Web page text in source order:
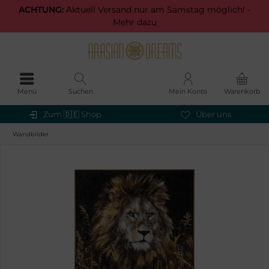
ACHTUNG: Aktuell Versand nur am Samstag möglich! -
Mehr dazu
Zum 🇩🇪 Shop Über uns
Menü Warenkorb
Mein Konto
Suchen
Wandbilder